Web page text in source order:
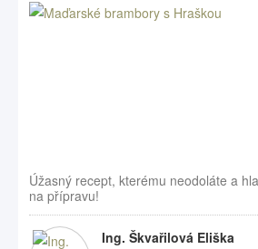
Úžasný recept, kterému neodoláte a
na přípravu!
Ing. Škvařilová Eliška